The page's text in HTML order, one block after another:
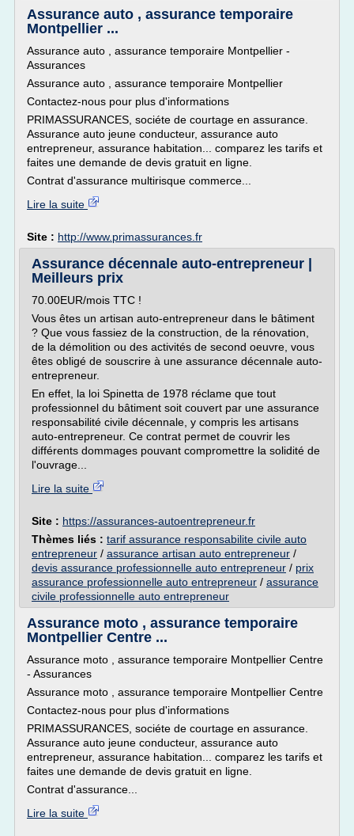
Assurance auto , assurance temporaire
Montpellier ...
Assurance auto , assurance temporaire Montpellier -
Assurances
Assurance auto , assurance temporaire Montpellier
Contactez-nous pour plus d'informations
PRIMASSURANCES, sociéte de courtage en assurance.
Assurance auto jeune conducteur, assurance auto
entrepreneur, assurance habitation... comparez les tarifs et
faites une demande de devis gratuit en ligne.
Contrat d'assurance multirisque commerce...
Lire la suite
Site : http://www.primassurances.fr
Assurance décennale auto-entrepreneur |
Meilleurs prix
70.00EUR/mois TTC !
Vous êtes un artisan auto-entrepreneur dans le bâtiment
? Que vous fassiez de la construction, de la rénovation,
de la démolition ou des activités de second oeuvre, vous
êtes obligé de souscrire à une assurance décennale auto-
entrepreneur.
En effet, la loi Spinetta de 1978 réclame que tout
professionnel du bâtiment soit couvert par une assurance
responsabilité civile décennale, y compris les artisans
auto-entrepreneur. Ce contrat permet de couvrir les
différents dommages pouvant compromettre la solidité de
l'ouvrage...
Lire la suite
Site : https://assurances-autoentrepreneur.fr
Thèmes liés : tarif assurance responsabilite civile auto
entrepreneur / assurance artisan auto entrepreneur /
devis assurance professionnelle auto entrepreneur / prix
assurance professionnelle auto entrepreneur / assurance
civile professionnelle auto entrepreneur
Assurance moto , assurance temporaire
Montpellier Centre ...
Assurance moto , assurance temporaire Montpellier Centre
- Assurances
Assurance moto , assurance temporaire Montpellier Centre
Contactez-nous pour plus d'informations
PRIMASSURANCES, sociéte de courtage en assurance.
Assurance auto jeune conducteur, assurance auto
entrepreneur, assurance habitation... comparez les tarifs et
faites une demande de devis gratuit en ligne.
Contrat d'assurance...
Lire la suite